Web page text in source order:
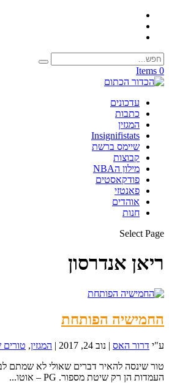
0 Items
עדכונים
כתבות
המגזין
Insignifistats
שיימס ברשת
קבוצות
מילון הNBA
פודקאסטים
פאנטזי
אוהדים
חנות
Select Page
ריאן אנדרסון
החמישיה הפותחת
ע"י דרור האס | נוב 24, 2017 | המגזין, טורים
טור שינסה להאיר דברים שאולי לא שמתם
העמדות הן רק שיטת מספור. PG – אוטו...